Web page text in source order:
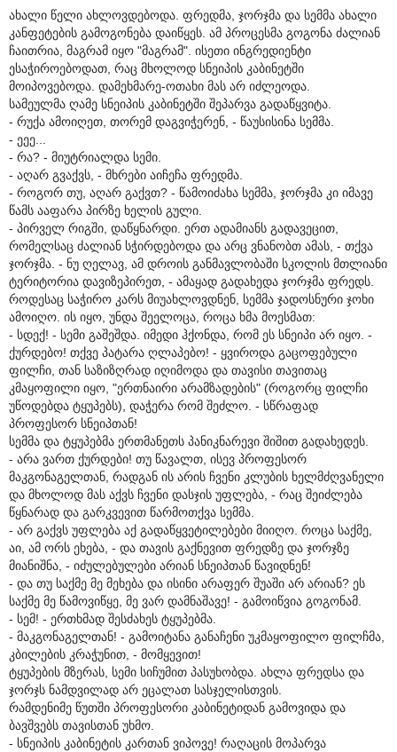
ახალი წელი ახლოვდებოდა. ფრედმა, ჯორჯმა და სემმა ახალი
კანფეტების გამოგონება დაიწყეს. ამ პროცესმა გოგონა ძალიან
ჩაითრია, მაგრამ იყო "მაგრამ". ისეთი ინგრედიენტი
ესაჭიროებოდათ, რაც მხოლოდ სნეიპის კაბინეტში
მოიპოვებოდა. დამეხმარე-ოთახი მას არ იძლეოდა.
სამეულმა ღამე სნეიპის კაბინეტში შეპარვა გადაწყვიტა.
- რუქა ამოიღეთ, თორემ დაგვიჭერენ, - წაუსისინა სემმა.
- ეეე...
- რა? - მიუტრიალდა სემი.
- აღარ გვაქვს, - მხრები აიჩეჩა ფრედმა.
- როგორ თუ, აღარ გაქვთ? - წამოიძახა სემმა, ჯორჯმა კი იმავე
წამს ააფარა პირზე ხელის გული.
- პირველ რიგში, დაწყნარდი. ერთ ადამიანს გადავეცით,
რომელსაც ძალიან სჭირდებოდა და არც ვნანობთ ამას, - თქვა
ჯორჯმა. - ნუ ღელავ, ამ დროის განმავლობაში სკოლის მთლიანი
ტერიტორია დავიზეპირეთ, - ამაყად გადახედა ჯორჯმა ფრედს.
როდესაც საჭირო კარს მიუახლოვდნენ, სემმა ჯადოსნური ჯოხი
ამოიღო. ის იყო, უნდა შეელოცა, როცა ხმა მოესმათ:
- სდექ! - სემი გაშეშდა. იმედი ჰქონდა, რომ ეს სნეიპი არ იყო. -
ქურდებო! თქვე პატარა ღლაპებო! - ყვიროდა გაცოფებული
ფილჩი, თან საზიზღრად იღიმოდა და თავისი თავითაც
კმაყოფილი იყო, "ერთნაირი არამზადების" (როგორც ფილჩი
უწოდებდა ტყუპებს), დაჭერა რომ შეძლო. - სწრაფად
პროფესორ სნეიპთან!
სემმა და ტყუპებმა ერთმანეთს პანიკნარევი შიშით გადახედეს.
- არა ვართ ქურდები! თუ წავალთ, ისევ პროფესორ
მაკგონაგელთან, რადგან ის არის ჩვენი კლუბის ხელმძღვანელი
და მხოლოდ მას აქვს ჩვენი დასჯის უფლება, - რაც შეიძლება
წყნარად და გარკვევით წარმოთქვა სემმა.
- არ გაქვს უფლება აქ გადაწყვეტილებები მიიღო. როცა საქმე,
აი, ამ ორს ეხება, - და თავის გაქნევით ფრედზე და ჯორჯზე
მიანიშნა, - იძულებულები არიან სნეიპთან წავიდნენ!
- და თუ საქმე მე მეხება და ისინი არაფერ შუაში არ არიან? ეს
საქმე მე წამოვიწყე, მე ვარ დამნაშავე! - გამოიწვია გოგონამ.
- სემ! - ერთხმად შესძახეს ტყუპებმა.
- მაკგონაგელთან! - გამოიტანა განაჩენი უკმაყოფილო ფილჩმა,
კბილების კრაჭუნით, - მომყევით!
ტყუპების მზერას, სემი სიჩუმით პასუხობდა. ახლა ფრედსა და
ჯორჯს ნამდვილად არ ეცალათ სასჯელისთვის.
რამდენიმე წუთში პროფესორი კაბინეტიდან გამოვიდა და
ბავშვებს თავისთან უხმო.
- სნეიპის კაბინეტის კართან ვიპოვე! რაღაცის მოპარვა